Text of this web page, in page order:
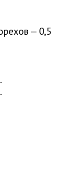
— 0,5